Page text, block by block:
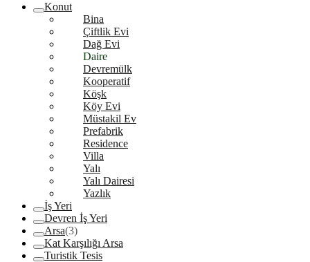
Konut
Bina
Çiftlik Evi
Dağ Evi
Daire
Devremülk
Kooperatif
Köşk
Köy Evi
Müstakil Ev
Prefabrik
Residence
Villa
Yalı
Yalı Dairesi
Yazlık
İş Yeri
Devren İş Yeri
Arsa(3)
Kat Karşılığı Arsa
Turistik Tesis